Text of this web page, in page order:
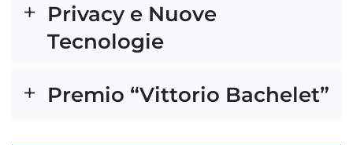
Privacy e Nuove
Tecnologie
Premio “Vittorio Bachelet”